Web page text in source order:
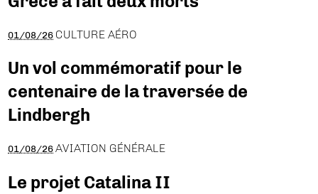
01/08/26 CULTURE AÉRO
Un vol commémoratif pour le
centenaire de la traversée de
Lindbergh
01/08/26 AVIATION GÉNÉRALE
Le projet Catalina II